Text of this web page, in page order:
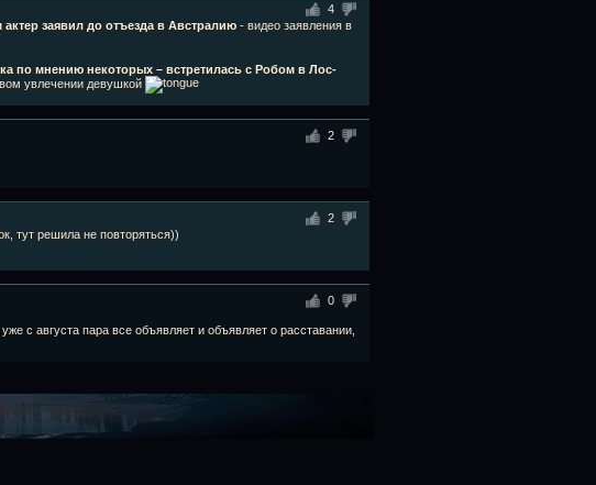
4
заявил до отъезда в Австралию - видео заявления в
по мнению некоторых – встретилась с Робом в Лос-
увлечении девушкой
2
2
тут решила не повторяться))
0
с августа пара все объявляет и объявляет о расставании,